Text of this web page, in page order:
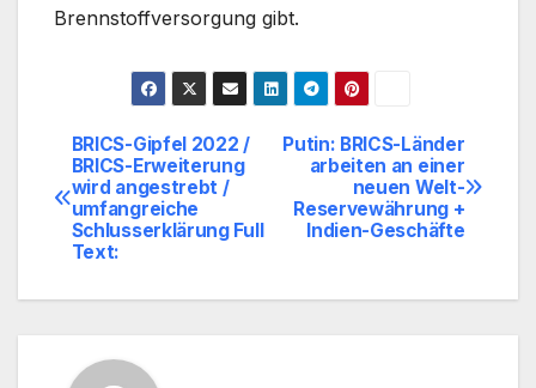
Brennstoffversorgung gibt.
Beitragsnavigation
Putin: BRICS-Länder
arbeiten an einer
neuen Welt-
Reservewährung +
Indien-Geschäfte
BRICS-Gipfel 2022 /
BRICS-Erweiterung
wird angestrebt /
umfangreiche
Schlusserklärung Full
Text: